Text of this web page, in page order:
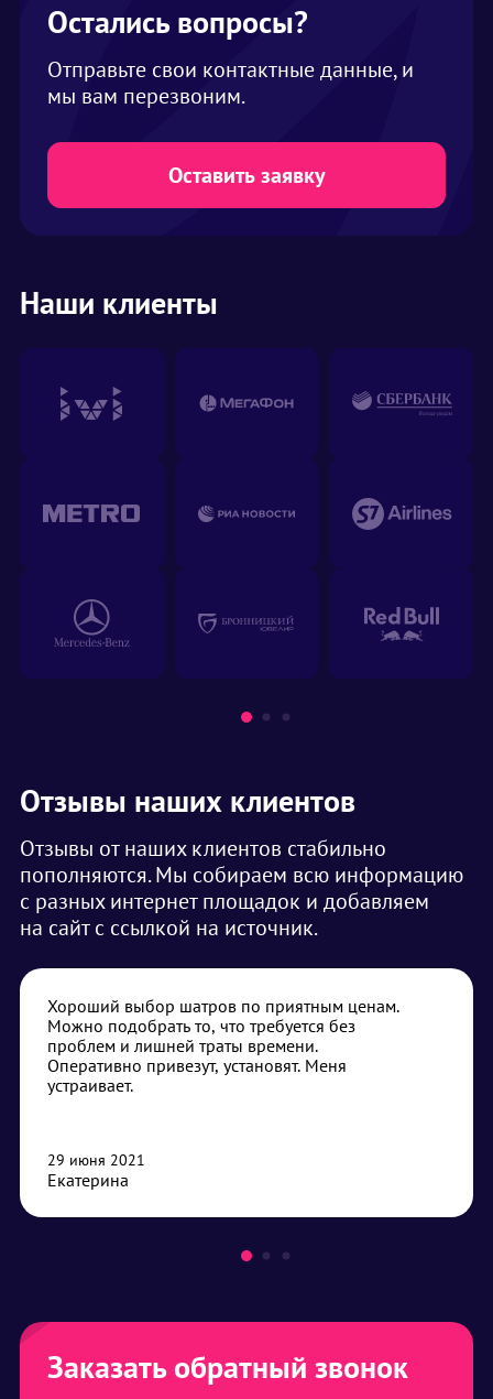
площади. Для комфортного размещения в
шатре на одного человека закладывается 2
кв. метра. В нашем ассортименте шатры
вместимостью от 2 до 1000 человек
Остались вопросы?
Отправьте свои контактные данные, и
мы вам перезвоним.
Оставить заявку
Наши клиенты
Отзывы наших клиентов
Отзывы от наших клиентов стабильно
пополняются. Мы собираем всю информацию
с разных интернет площадок и добавляем
на сайт с ссылкой на источник.
Хороший выбор шатров по приятным ценам.
Можно подобрать то, что требуется без
проблем и лишней траты времени.
Оперативно привезут, установят. Меня
устраивает.
29 июня 2021
Екатерина
Заказать обратный звонок